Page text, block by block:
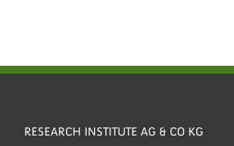
RESEARCH INSTITUTE AG & CO KG